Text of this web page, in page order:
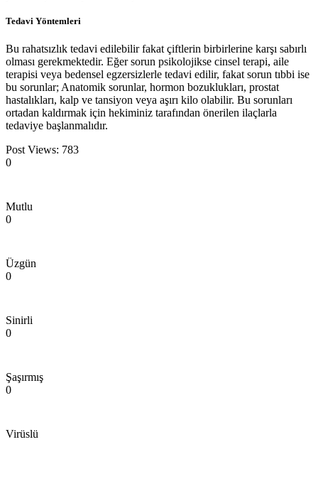
Tedavi Yöntemleri
Bu rahatsızlık tedavi edilebilir fakat çiftlerin birbirlerine karşı sabırlı
olması gerekmektedir. Eğer sorun psikolojikse cinsel terapi, aile
terapisi veya bedensel egzersizlerle tedavi edilir, fakat sorun tıbbi ise
bu sorunlar; Anatomik sorunlar, hormon bozuklukları, prostat
hastalıkları, kalp ve tansiyon veya aşırı kilo olabilir. Bu sorunları
ortadan kaldırmak için hekiminiz tarafından önerilen ilaçlarla
tedaviye başlanmalıdır.
Post Views: 783
0
Mutlu
0
Üzgün
0
Sinirli
0
Şaşırmış
0
Virüslü